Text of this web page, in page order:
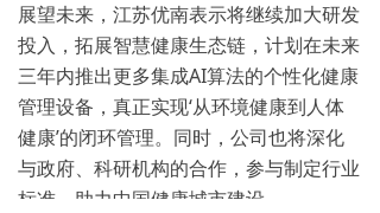
展望未来，江苏优南表示将继续加大研发
投入，拓展智慧健康生态链，计划在未来
三年内推出更多集成AI算法的个性化健康
管理设备，真正实现‘从环境健康到人体
健康’的闭环管理。同时，公司也将深化
与政府、科研机构的合作，参与制定行业
标准，助力中国健康城市建设。